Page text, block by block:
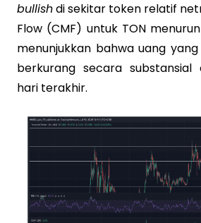
bullishdi sekitar token relatif
Flow (CMF) untuk TON
menunjukkan bahwa uang
berkurang secara
hari terakhir.